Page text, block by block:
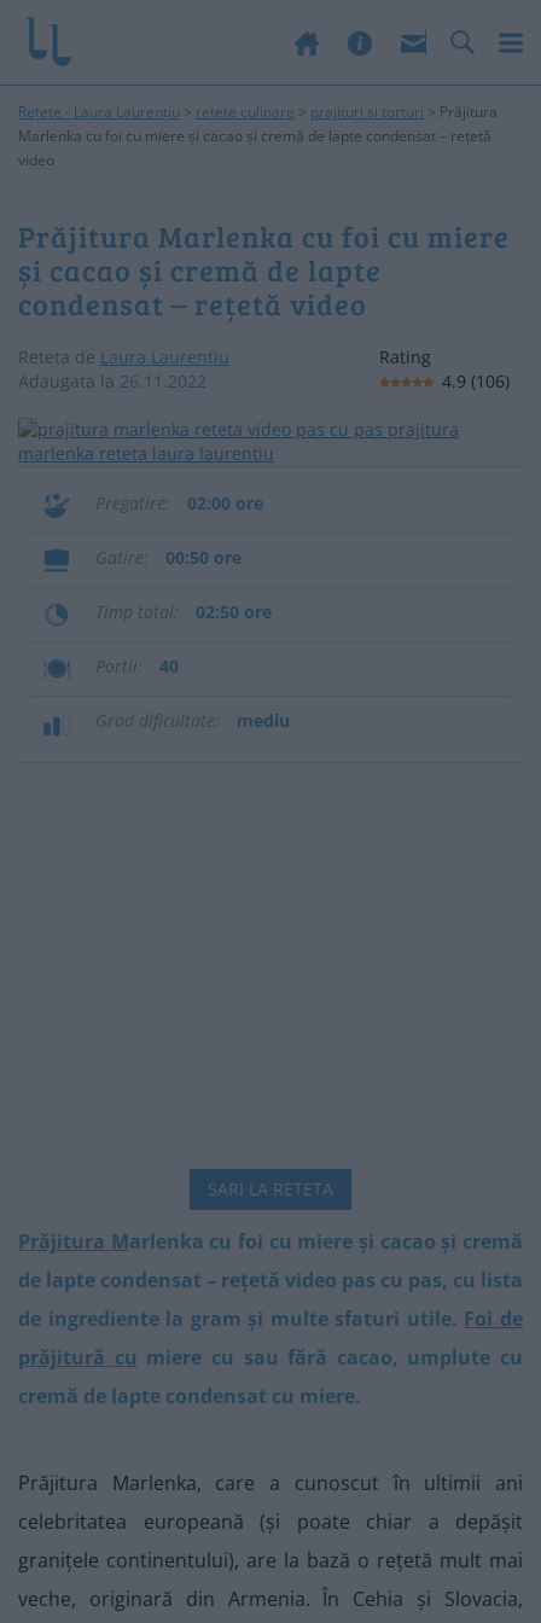
Rețete - Laura Laurențiu > retete culinare > prajituri si torturi > Prăjitura
Marlenka cu foi cu miere și cacao și cremă de lapte condensat – rețetă
video
Prăjitura Marlenka cu foi cu miere
și cacao și cremă de lapte
condensat – rețetă video
Reteta de Laura Laurențiu
Adaugata la 26.11.2022
Rating
4.9 (106)
Pregatire 02:00 ore
Gatire 00:50 ore
Timp total 02:50 ore
Portii 40
Grad dificultate mediu
SARI LA RETETA
Prăjitura Marlenka cu foi cu miere și cacao și cremă
de lapte condensat – rețetă video pas cu pas, cu lista
de ingrediente la gram și multe sfaturi utile. Foi de
prăjitură cu miere cu sau fără cacao, umplute cu
cremă de lapte condensat cu miere.
Prăjitura Marlenka, care a cunoscut în ultimii ani
celebritatea europeană (și poate chiar a depășit
granițele continentului), are la bază o rețetă mult mai
veche, originară din Armenia. În Cehia și Slovacia,